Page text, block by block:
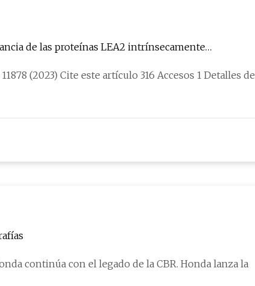
de las proteínas LEA2 intrínsecamente
(2023) Cite este artículo 316 Accesos 1 Detalles de
continúa con el legado de la CBR. Honda lanza la